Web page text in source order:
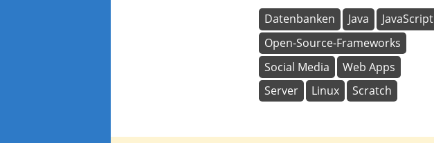
Datenbanken Java
JavaScript
Open-Source-Frameworks
Social Media
Web Apps
Server
Linux Scratch